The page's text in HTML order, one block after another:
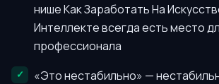
нише Как Заработать На
Интеллекте всегда есть место
профессионала
«Это нестабильно» —